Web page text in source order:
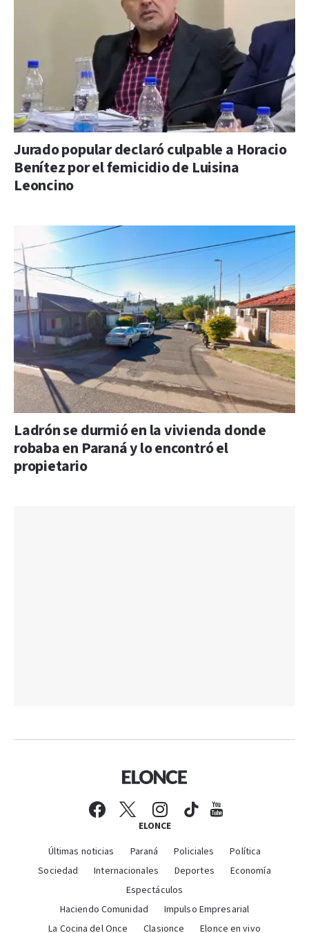
Jurado popular declaró culpable a Horacio
Benítez por el femicidio de Luisina
Leoncino
Ladrón se durmió en la vivienda donde
robaba en Paraná y lo encontró el
propietario
ELONCE
Últimas noticias Paraná Policiales
Política
Sociedad
Internacionales Deportes
Economía
Espectáculos
Haciendo Comunidad
Impulso Empresarial
La Cocina del Once
Clasionce Elonce en vivo